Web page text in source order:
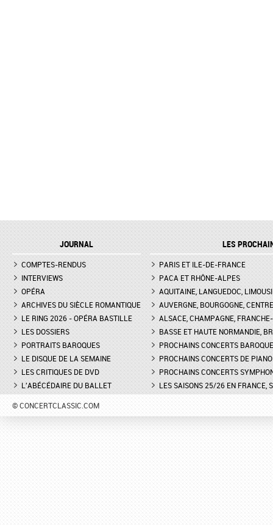
JOURNAL
COMPTES-RENDUS
INTERVIEWS
OPÉRA
ARCHIVES DU SIÈCLE ROMANTIQUE
LE RING 2026 - OPÉRA BASTILLE
LES DOSSIERS
PORTRAITS BAROQUES
LE DISQUE DE LA SEMAINE
LES CRITIQUES DE DVD
L'ABÉCÉDAIRE DU BALLET
LES
PARIS ET ILE-DE-FRANCE
PACA ET RHÔNE-ALPES
AQUITAINE, LANGUEDOC,
AUVERGNE, BOURGOGNE, CENTRE
ALSACE, CHAMPAGNE,
BASSE ET HAUTE NORMANDIE,
PROCHAINS CONCERTS
PROCHAINS CONCERTS DE PIANO
PROCHAINS CONCERTS
LES SAISONS 25/26 EN FRANCE,
© CONCERTCLASSIC.COM